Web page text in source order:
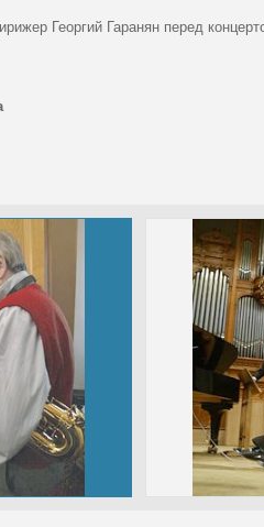
Георгий Гаранян перед